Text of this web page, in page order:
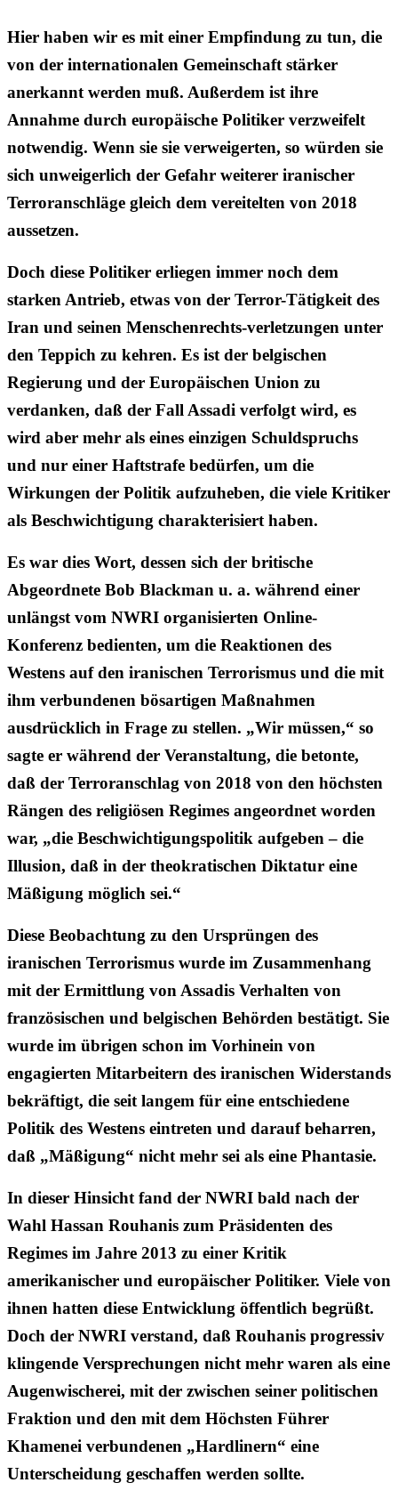
Hier haben wir es mit einer Empfindung zu tun, die
von der internationalen Gemeinschaft stärker
anerkannt werden muß. Außerdem ist ihre
Annahme durch europäische Politiker verzweifelt
notwendig. Wenn sie sie verweigerten, so würden sie
sich unweigerlich der Gefahr weiterer iranischer
Terroranschläge gleich dem vereitelten von 2018
aussetzen.
Doch diese Politiker erliegen immer noch dem
starken Antrieb, etwas von der Terror-Tätigkeit des
Iran und seinen Menschenrechts-verletzungen unter
den Teppich zu kehren. Es ist der belgischen
Regierung und der Europäischen Union zu
verdanken, daß der Fall Assadi verfolgt wird, es
wird aber mehr als eines einzigen Schuldspruchs
und nur einer Haftstrafe bedürfen, um die
Wirkungen der Politik aufzuheben, die viele Kritiker
als Beschwichtigung charakterisiert haben.
Es war dies Wort, dessen sich der britische
Abgeordnete Bob Blackman u. a. während einer
unlängst vom NWRI organisierten Online-
Konferenz bedienten, um die Reaktionen des
Westens auf den iranischen Terrorismus und die mit
ihm verbundenen bösartigen Maßnahmen
ausdrücklich in Frage zu stellen. „Wir müssen,“ so
sagte er während der Veranstaltung, die betonte,
daß der Terroranschlag von 2018 von den höchsten
Rängen des religiösen Regimes angeordnet worden
war, „die Beschwichtigungspolitik aufgeben – die
Illusion, daß in der theokratischen Diktatur eine
Mäßigung möglich sei.“
Diese Beobachtung zu den Ursprüngen des
iranischen Terrorismus wurde im Zusammenhang
mit der Ermittlung von Assadis Verhalten von
französischen und belgischen Behörden bestätigt. Sie
wurde im übrigen schon im Vorhinein von
engagierten Mitarbeitern des iranischen Widerstands
bekräftigt, die seit langem für eine entschiedene
Politik des Westens eintreten und darauf beharren,
daß „Mäßigung“ nicht mehr sei als eine Phantasie.
In dieser Hinsicht fand der NWRI bald nach der
Wahl Hassan Rouhanis zum Präsidenten des
Regimes im Jahre 2013 zu einer Kritik
amerikanischer und europäischer Politiker. Viele von
ihnen hatten diese Entwicklung öffentlich begrüßt.
Doch der NWRI verstand, daß Rouhanis progressiv
klingende Versprechungen nicht mehr waren als eine
Augenwischerei, mit der zwischen seiner politischen
Fraktion und den mit dem Höchsten Führer
Khamenei verbundenen „Hardlinern“ eine
Unterscheidung geschaffen werden sollte.